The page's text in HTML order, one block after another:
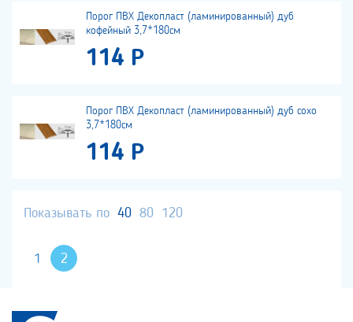
Порог ПВХ Декопласт (ламинированный) дуб
кофейный 3,7*180см
114 Р
Порог ПВХ Декопласт (ламинированный) дуб сохо
3,7*180см
114 Р
Показывать по 40 80 120
1 2